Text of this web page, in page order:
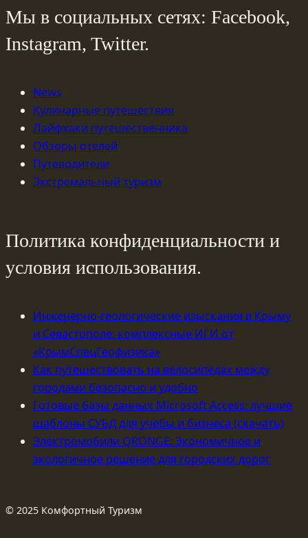
Мы в социальных сетях: Facebook,
Instagram, Twitter.
News
Кулинарные путешествия
Лайфхаки путешественника
Обзоры отелей
Путеводители
Экстремальный туризм
Политика конфиденциальности и
условия использования.
Инженерно-геологические изыскания в Крыму
и Севастополе: комплексные ИГИ от
«КрымСпецГеофизика»
Как путешествовать на велосипедах между
городами безопасно и удобно
Готовые базы данных Microsoft Access: лучшие
шаблоны СУБД для учебы и бизнеса (скачать)
Электромобили QRONGE: Экономичное и
экологичное решение для городских дорог
© 2025 Комфортный Туризм